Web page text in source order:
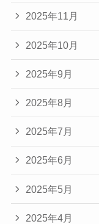
2025年11月
2025年10月
2025年9月
2025年8月
2025年7月
2025年6月
2025年5月
2025年4月